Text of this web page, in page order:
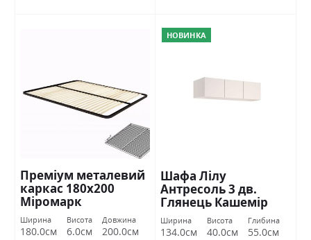
Преміум металевий
каркас 180х200
Міромарк
Ширина
180.0см
Висота
6.0см
Довжина
200.0см
НОВИНКА
Шафа Лілу
Антресоль 3 дв.
Глянець Кашемір
Міромарк
Ширина
134.0см
Висота
40.0см
Глибина
55.0см